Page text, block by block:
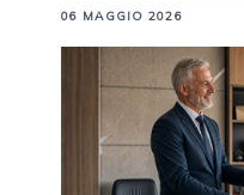
06 MAGGIO 2026